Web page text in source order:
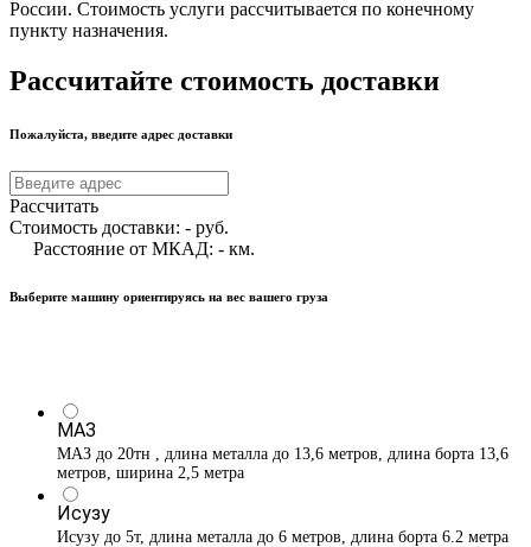
России. Стоимость услуги рассчитывается по конечному
пункту назначения.
Рассчитайте стоимость доставки
Пожалуйста, введите адрес доставки
Рассчитать
Стоимость доставки: - руб.
Расстояние от МКАД: - км.
Выберите машину ориентируясь на вес вашего груза
МАЗ
МАЗ до 20тн , длина металла до 13,6 метров, длина борта 13,6
метров, ширина 2,5 метра
Исузу
Исузу до 5т, длина металла до 6 метров, длина борта 6.2 метра